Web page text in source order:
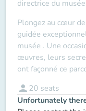
directrice du
Plongez au cœur
guidée
musée . Une
œuvres, leurs
ont façonné ce
person 20 seats
Unfortunately